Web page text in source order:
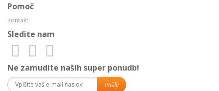
Pomoč
Kontakt
Sledite nam
Ne zamudite naših super ponudb!